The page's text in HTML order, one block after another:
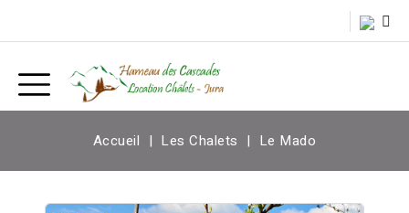
Accueil Les Chalets Le Mado